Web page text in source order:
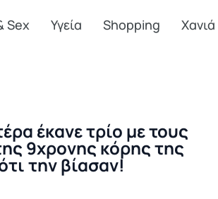
Sex Υγεία Shopping Χανιά
έκανε τρίο με τους
9χρονης κόρης της
την βίασαν!